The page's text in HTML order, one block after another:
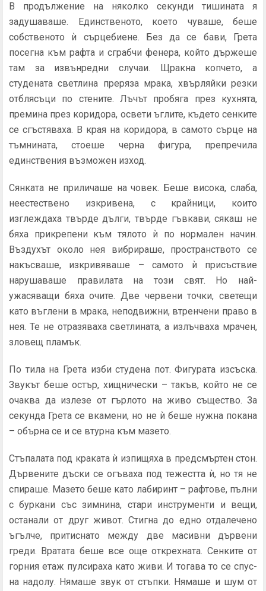
В продължение на няколко секунди тишината я
задушава­ше. Единственото, което чуваше, беше
собственото ѝ сърцебиене. Без да се бави, Грета
посегна към рафта и сграбчи фенера, който държеше
там за извънредни случаи. Щракна копчето, а
студената светлина преряза мрака, хвърляйки резки
отблясъци по стените. Лъчът пробяга през кухнята,
премина през кори­дора, освети ъглите, където сенките
се сгъстяваха. В края на коридора, в самото сърце на
тъмнината, стоеше черна фигура, препречила
единствения възможен изход.
Сянката не приличаше на човек. Беше висока, слаба,
не­естествено изкривена, с крайници, които
изглеждаха твърде дълги, твърде гъвкави, сякаш не
бяха прикрепени към тялото ѝ по нормален начин.
Въздухът около нея вибрираше, пространството се
накъсваше, изкривяваше – самото ѝ присъствие
нарушаваше правилата на този свят. Но най-
ужасяващи бяха очите. Две червени точки, светещи
като въглени в мрака, не­подвижни, втренчени право в
нея. Те не отразяваха светлината, а излъчваха мрачен,
зловещ пламък.
По тила на Грета изби студена пот. Фигурата изсъска.
Звукът беше остър, хищнически – такъв, който не се
очаква да излезе от гърлото на живо същество. За
секунда Грета се вкамени, но не ѝ беше нужна покана
– обърна се и се втурна към мазето.
Стъпалата под краката ѝ изпищяха в предсмъртен стон.
Дървените дъски се огъваха под тежестта ѝ, но тя не
спираше. Мазето беше като лабиринт – рафтове, пълни
с буркани със зимнина, стари инструменти и вещи,
останали от друг живот. Стигна до едно отдалечено
ъгълче, притиснато между две ма­сивни дървени
греди. Вратата беше все още открехната. Сен­ките от
горния етаж пулсираха като живи. И тогава то се спус­
на надолу. Нямаше звук от стъпки. Нямаше и шум от